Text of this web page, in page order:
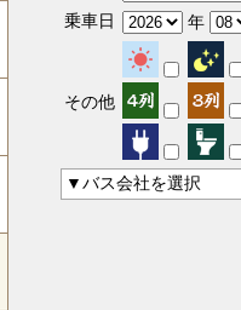
乗車日
年
その他
▼バス会社を選択